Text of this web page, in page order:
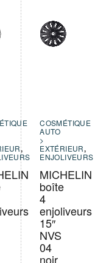
,
COSMÉTIQUE
AUTO
>
EXTÉRIEUR,
ENJOLIVEURS
MICHELIN
boîte
4
enjoliveurs
15″
NVS
04
noir